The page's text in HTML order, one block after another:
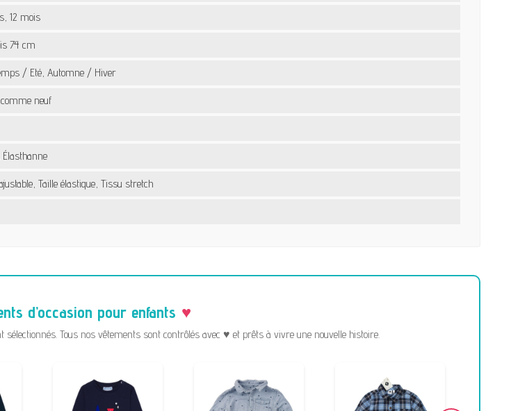
12 mois
74 cm
/ Eté, Automne / Hiver
neuf
Élasthanne
Taille élastique, Tissu stretch
d’occasion pour enfants
Tous nos vêtements sont contrôlés avec ♥ et prêts à vivre une nouvelle histoire.